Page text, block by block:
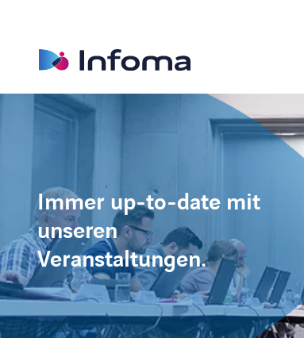
Immer up-to-date mit
unseren
Veranstaltungen.